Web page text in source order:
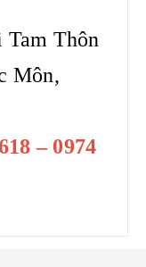
Tam Thôn
Môn,
– 0974